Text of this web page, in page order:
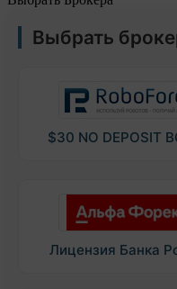
Выбрать
$30 NO DEPOSIT
Лицензия Банка